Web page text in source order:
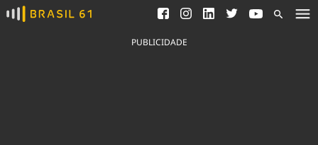
Ver todas as notícias
Saneamento
Indicadores
PUBLICIDADE